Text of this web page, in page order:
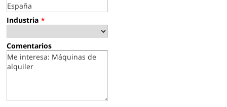
Industria *
Comentarios